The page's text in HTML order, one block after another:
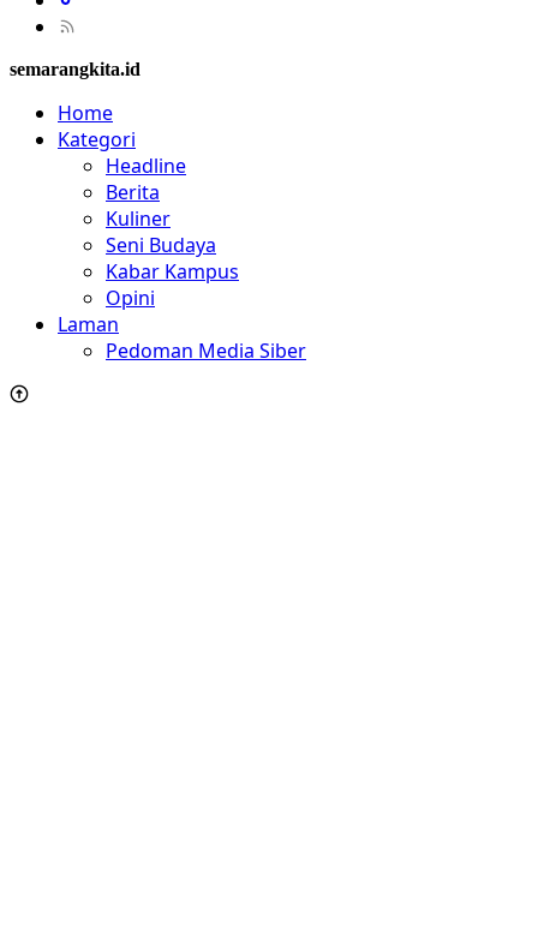
semarangkita.id
Home
Kategori
Headline
Berita
Kuliner
Seni Budaya
Kabar Kampus
Opini
Laman
Pedoman Media Siber